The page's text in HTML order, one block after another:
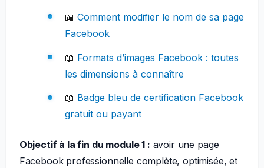
📖 Comment modifier le nom de sa page
Facebook
📖 Formats d’images Facebook : toutes
les dimensions à connaître
📖 Badge bleu de certification Facebook
gratuit ou payant
Objectif à la fin du module 1 : avoir une page
Facebook professionnelle complète, optimisée, et